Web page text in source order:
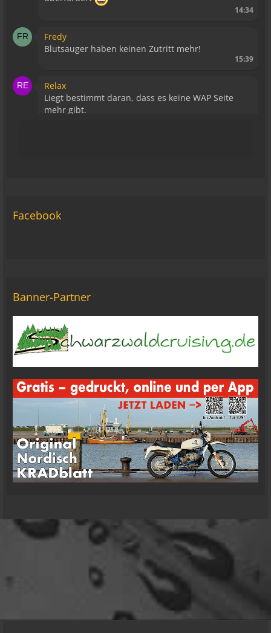
14:34
Fredy
Blutsauger haben keinen Zutritt mehr!
15:39
Relax
Liegt bestimmt daran, dass es keine WAP Seite
mehr gibt.
Michael Fricke
Tom Nowak
So liebe Bikerbrüder und - brüderinnen, ich bin
jetzt da!
oelfinger
Moin Tom... viele Grüße aus Wales
07:59
oelfinger
Übrigens geile Moped Strecken hier..
07:59
mrairbrush
Das ist doch gerade die hohe Kunst des mopped
18 Tage Wales hinter mir und quasi kein Regen
gehabt. (Zwei mal nachts par Tropfen)
Facebook
Banner-Partner